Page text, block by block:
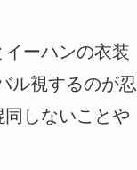
ーハンの衣装
ル視するのが忍
しないことや